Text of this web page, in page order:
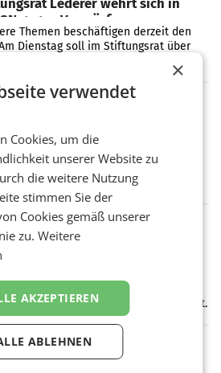
Lederer wehrt sich in
gegen Vorwürfe
Themen beschäftigen derzeit den
Am Dienstag soll im Stiftungsrat über
abgestimmt werden.
unterstützt Bewegte Kids
im Osten Österreichs
zum zweiten Mal begleitet Bipa das
Sommersportcamp „Bewegte
Während der Campwochen in den
Juli und August versorgt das
Kinder sowie
Quartal und steigert EBITDA
2026/27 (1. April bis 30.
2026) ein solides Ergebnis erwirtschaftet.
stieg im Vergleich zur
×
verwendet
Cookies, um die
unserer Website zu
die weitere Nutzung
stimmen Sie der
Cookies gemäß unserer
zu.Weitere
AKZEPTIEREN
ABLEHNEN